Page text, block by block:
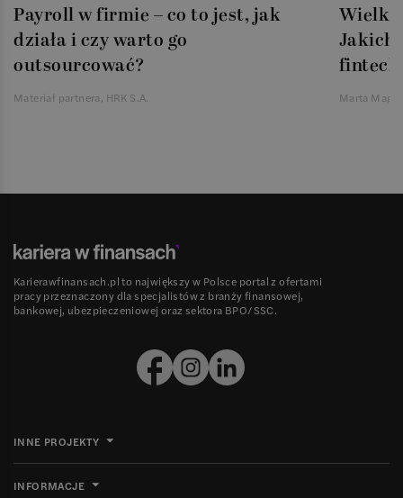
Payroll w firmie – co to jest, jak
działa i czy warto go
outsourcować?
Materiał partnera, HRK S.A.
Jakich
Marta
Karierawfinansach.pl to największy w Polsce portal z ofertami
pracy przeznaczony dla specjalistów z branży finansowej,
bankowej, ubezpieczeniowej oraz sektora BPO/SSC.
INNE PROJEKTY
INFORMACJE